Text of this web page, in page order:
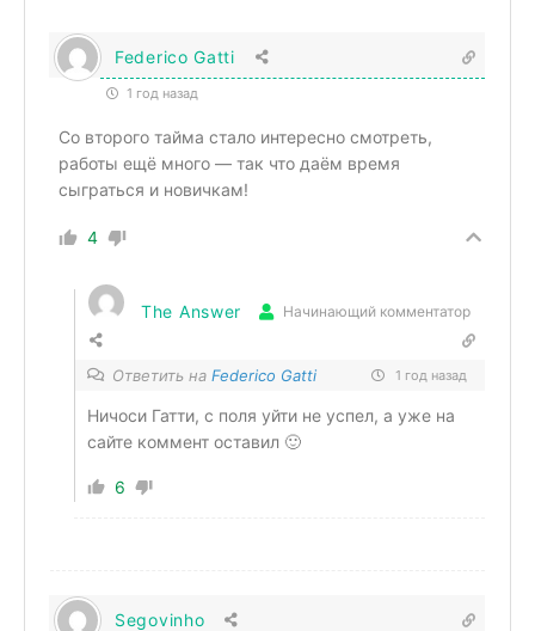
Federico Gatti
1 год назад
Со второго тайма стало интересно смотреть,
работы ещё много — так что даём время
сыграться и новичкам!
4
The Answer Начинающий комментатор
Ответить на Federico Gatti 1 год назад
Ничоси Гатти, с поля уйти не успел, а уже на
сайте коммент оставил 🙂
6
Segovinho